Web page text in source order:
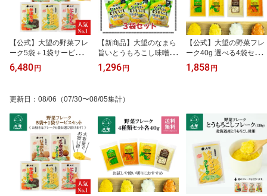
【公式】大望の野菜フレ
ーク5袋＋1袋サービス
（120g・130g・210g・
140g)合計6袋！送料無
し/簡単/北海道/ベビーフ
ード
6,480 円
【新商品】大望のなまら
旨いとうもろこし味噌ラ
ーメン3袋セット
1,296 円
【公式】大望の野菜フレ
ーク40g 選べる4袋セッ
ト！
1,858 円
更新日 ： 08/06 （07/30〜08/05集計）